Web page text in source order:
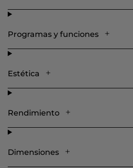
Programas y funciones
Estética
Rendimiento
Dimensiones